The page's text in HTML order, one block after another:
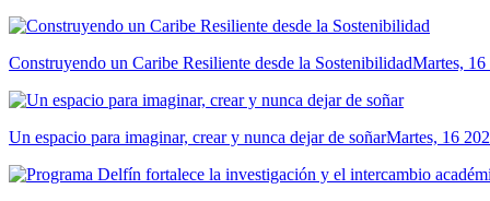
Construyendo un Caribe Resiliente desde la SostenibilidadMartes,
Un espacio para imaginar, crear y nunca dejar de soñarMartes, 16